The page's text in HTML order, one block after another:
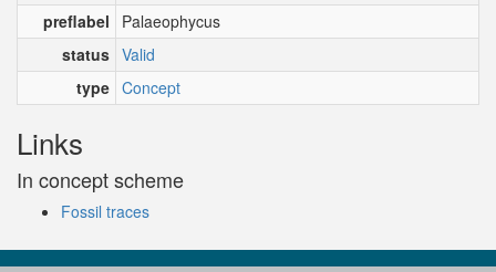
preflabel
Palaeophycus
status Valid
type Concept
Links
In concept scheme
Fossil traces